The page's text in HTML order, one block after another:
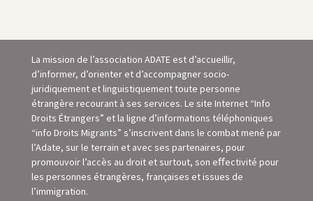
La mission de l’association ADATE est d’accueillir,
d’informer, d’orienter et d’accompagner socio-
juridiquement et linguistiquement toute personne
étrangère recourant à ses services. Le site Internet “Info
Droits Étrangers” et la ligne d’informations téléphoniques
“info Droits Migrants” s’inscrivent dans le combat mené par
l’Adate, sur le terrain et avec ses partenaires, pour
promouvoir l’accès au droit et surtout, son eﬀectivité pour
les personnes étrangères, françaises et issues de
l’immigration.